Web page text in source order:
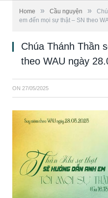
Home » Cầu nguyện »
em đến mọi sự thật – SN theo
Chúa Thánh Thần
theo WAU ngày
ON 27/05/2025